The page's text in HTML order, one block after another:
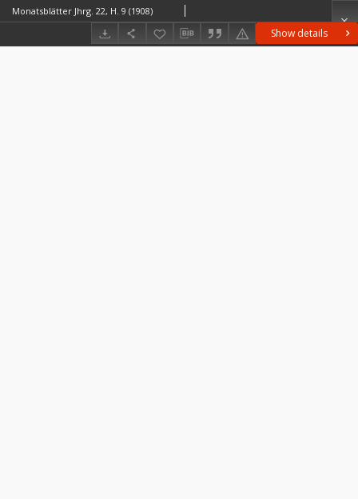
Show details
Monatsblätter Jhrg. 22, H. 9 (1908)